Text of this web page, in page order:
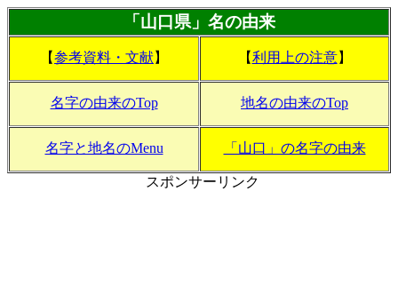
「山口県」名の由来
【参考資料・文献】 【利用上の注意】
名字の由来のTop 地名の由来のTop
名字と地名のMenu 「山口」の名字の由来
スポンサーリンク